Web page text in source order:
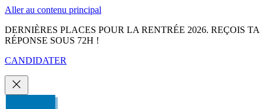
Aller au contenu principal
DERNIÈRES PLACES POUR LA RENTRÉE 2026. REÇOIS TA
RÉPONSE SOUS 72H !
CANDIDATER